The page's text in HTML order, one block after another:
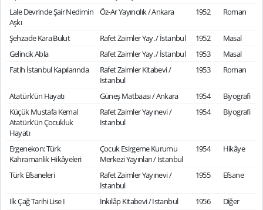
Lale Devrinde Şair Nedimin
Aşkı
Öz-Ar Yayıncılık / Ankara 1952 Roman
Şehzade Kara Bulut Rafet Zaimler Yay. / İstanbul 1952
Masal
Gelincik Abla
Rafet Zaimler Yay. / İstanbul 1953
Masal
Fatih İstanbul Kapılarında
Rafet Zaimler Kitabevi /
İstanbul
1953 Roman
Atatürk’ün Hayatı Güneş Matbaası / Ankara 1954
Biyografi
Küçük Mustafa Kemal
Atatürk’ün Çocukluk
Hayatı
Rafet Zaimler Yayınevi /
İstanbul
1954 Biyografi
Ergenekon: Türk
Kahramanlık Hikâyeleri
Çocuk Esirgeme Kurumu
Merkezi Yayınları / İstanbul
1954 Hikâye
Türk Efsaneleri
Rafet Zaimler Yayınevi /
İstanbul
1955 Efsane
İlk Çağ Tarihi Lise I İnkılâp Kitabevi / İstanbul 1956
Diğer